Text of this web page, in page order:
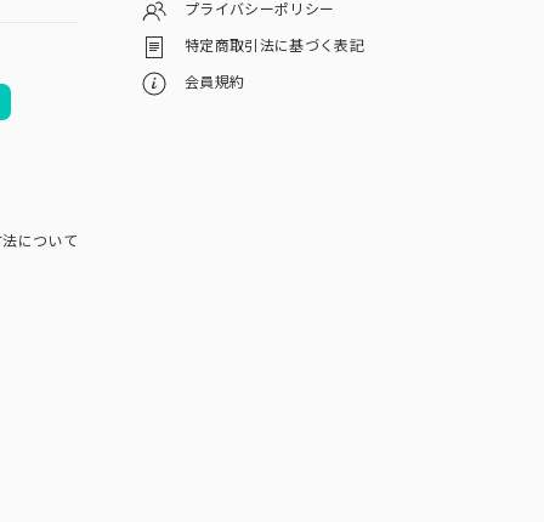
について
プライバシーポリシー
特定商取引法に基づく表記
会員規約